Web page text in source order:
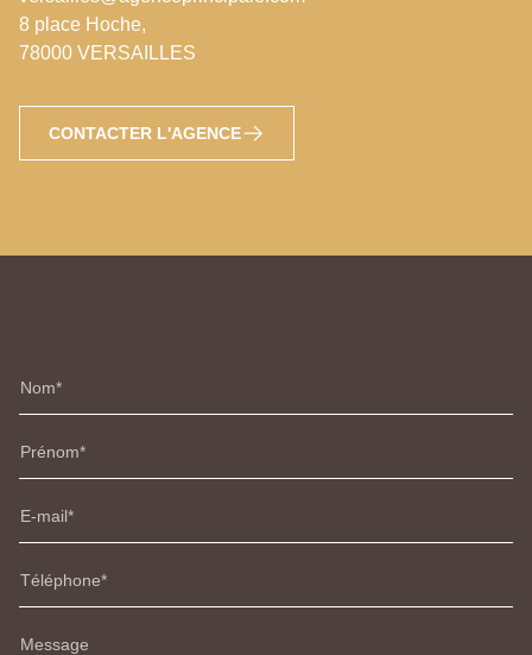
8 place Hoche,
78000 VERSAILLES
CONTACTER L'AGENCE
Nom
Prénom
E-mail
Téléphone
Message